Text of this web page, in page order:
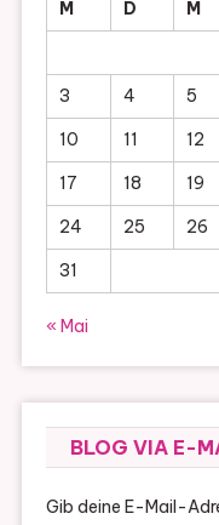
M
D M
3
4 5
10
11 12
17
18 19
24
25 26
31
« Mai
BLOG VIA E-
Gib deine E-Mail-